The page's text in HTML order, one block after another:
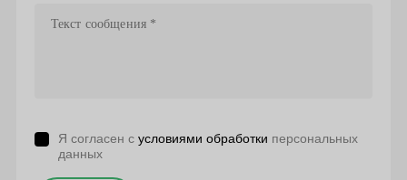
Я согласен с условиями обработки персональных
данных